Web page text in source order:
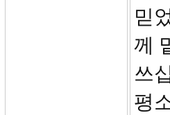
믿
께
쓰
평